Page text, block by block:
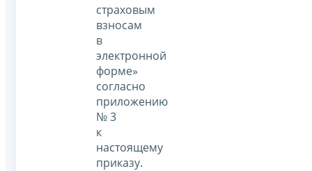
страховым
взносам
в
электронной
форме»
согласно
приложению
№ 3
к
настоящему
приказу.